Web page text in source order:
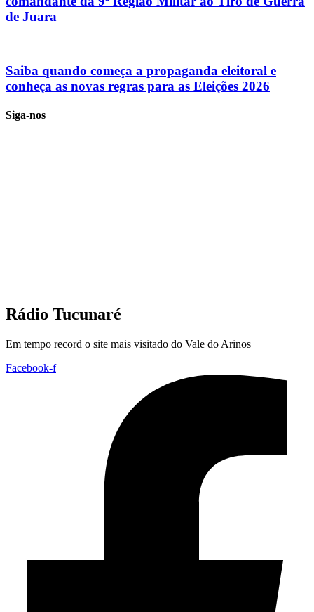
de Juara
Saiba quando começa a propaganda eleitoral e
conheça as novas regras para as Eleições 2026
Siga-nos
Rádio Tucunaré
Em tempo record o site mais visitado do Vale do Arinos
Facebook-f